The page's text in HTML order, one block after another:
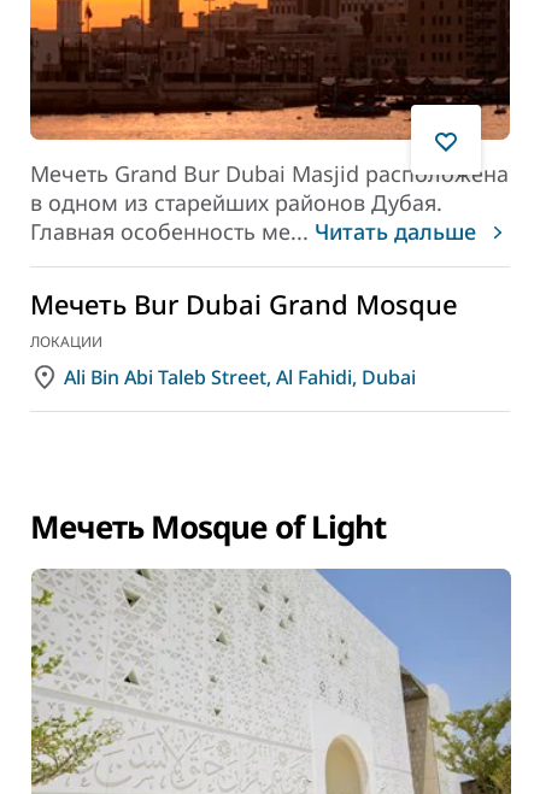
Мечеть Grand Bur Dubai Masjid расположена
в одном из старейших районов Дубая.
Главная особенность ме... Читать дальше
Мечеть Bur Dubai Grand Mosque
ЛОКАЦИИ
Ali Bin Abi Taleb Street, Al Fahidi, Dubai
Мечеть Mosque of Light